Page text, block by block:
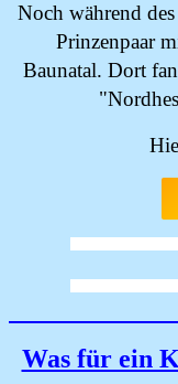
Noch während
Prinzenpaar
Baunatal. Dort
Was für ein